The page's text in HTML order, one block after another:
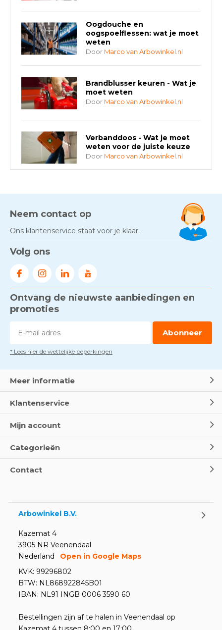
Oogdouche en
oogspoelflessen: wat je moet
weten
Door Marco van Arbowinkel.nl
Brandblusser keuren - Wat je
moet weten
Door Marco van Arbowinkel.nl
Verbanddoos - Wat je moet
weten voor de juiste keuze
Door Marco van Arbowinkel.nl
AED-apparaten - Welke past
Door Marco van Arbowinkel.nl
Door
Voorkom brand met
rookmelders, hittemelders en
DoorMarco van Arbowinkel.nl
Dag van de BHV - Als elke
Oogspoel flessen en
Neem contact op
Ons klantenservice staat voor je klaar.
Volg ons
Ontvang de nieuwste aanbiedingen en
promoties
Abonneer
* Lees hier de wettelijke beperkingen
Meer informatie
Klantenservice
Mijn account
Categorieën
Contact
Arbowinkel B.V.
Kazemat 4
3905 NR Veenendaal
Nederland
Open in Google Maps
KVK: 99296802
BTW: NL868922845B01
IBAN: NL91 INGB 0006 3590 60
Bestellingen zijn af te halen in Veenendaal op